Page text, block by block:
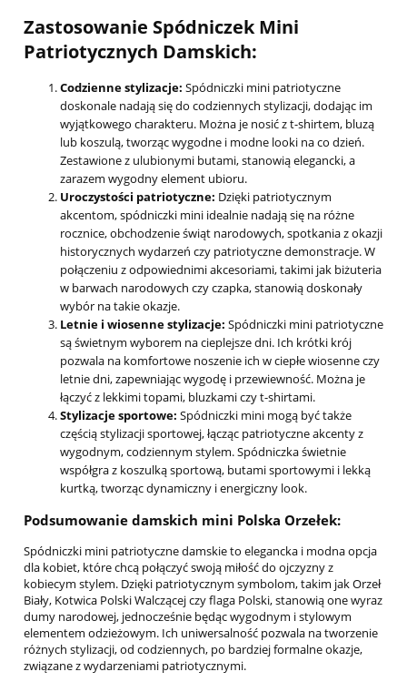
Zastosowanie Spódniczek Mini
Patriotycznych Damskich:
Codzienne stylizacje: Spódniczki mini patriotyczne
doskonale nadają się do codziennych stylizacji, dodając im
wyjątkowego charakteru. Można je nosić z t-shirtem, bluzą
lub koszulą, tworząc wygodne i modne looki na co dzień.
Zestawione z ulubionymi butami, stanowią elegancki, a
zarazem wygodny element ubioru.
Uroczystości patriotyczne: Dzięki patriotycznym
akcentom, spódniczki mini idealnie nadają się na różne
rocznice, obchodzenie świąt narodowych, spotkania z okazji
historycznych wydarzeń czy patriotyczne demonstracje. W
połączeniu z odpowiednimi akcesoriami, takimi jak biżuteria
w barwach narodowych czy czapka, stanowią doskonały
wybór na takie okazje.
Letnie i wiosenne stylizacje: Spódniczki mini patriotyczne
są świetnym wyborem na cieplejsze dni. Ich krótki krój
pozwala na komfortowe noszenie ich w ciepłe wiosenne czy
letnie dni, zapewniając wygodę i przewiewność. Można je
łączyć z lekkimi topami, bluzkami czy t-shirtami.
Stylizacje sportowe: Spódniczki mini mogą być także
częścią stylizacji sportowej, łącząc patriotyczne akcenty z
wygodnym, codziennym stylem. Spódniczka świetnie
współgra z koszulką sportową, butami sportowymi i lekką
kurtką, tworząc dynamiczny i energiczny look.
Podsumowanie damskich mini Polska Orzełek:
Spódniczki mini patriotyczne damskie to elegancka i modna opcja
dla kobiet, które chcą połączyć swoją miłość do ojczyzny z
kobiecym stylem. Dzięki patriotycznym symbolom, takim jak Orzeł
Biały, Kotwica Polski Walczącej czy flaga Polski, stanowią one wyraz
dumy narodowej, jednocześnie będąc wygodnym i stylowym
elementem odzieżowym. Ich uniwersalność pozwala na tworzenie
różnych stylizacji, od codziennych, po bardziej formalne okazje,
związane z wydarzeniami patriotycznymi.